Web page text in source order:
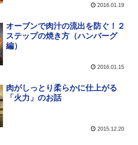
2016.01.19
オーブンで肉汁の流出を防ぐ！２
ステップの焼き方（ハンバーグ
編）
2016.01.15
肉がしっとり柔らかに仕上がる
「火力」のお話
2015.12.20